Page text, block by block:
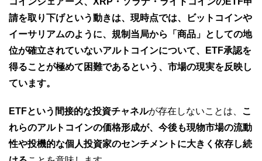
請を取り下げという動きは、現時点では、ビットコインや
イーサリアムのように、規制当局から「商品」としての地
位が確立されていないアルトコインについて、ETF承認を
得ることが極めて困難であるという、市場の現実を反映し
ています。
ETFという間接的な投資チャネルが存在しないことは、
こ
れらのアルトコインの価格形成が、今後も現物市場の流動
性や投機的な個人投資家のセンチメントに大きく依存し続